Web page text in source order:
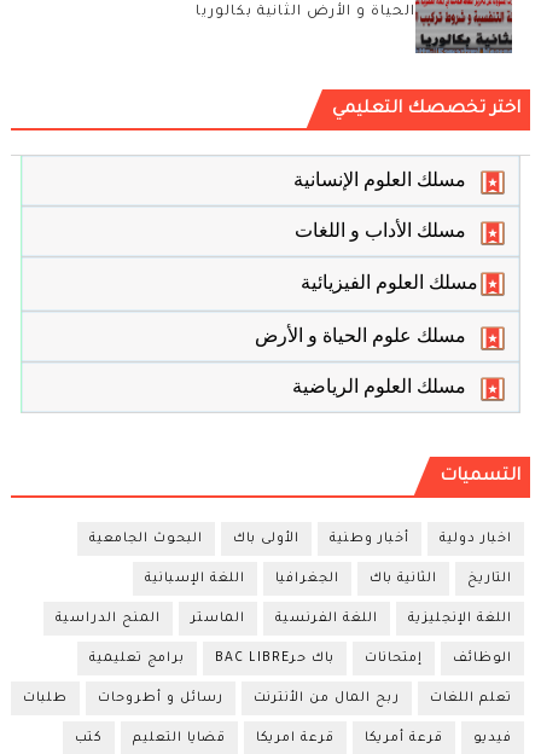
الحياة و الأرض الثانية بكالوريا
اختر تخصصك التعليمي
مسلك العلوم الإنسانية
مسلك الأداب و اللغات
مسلك العلوم الفيزيائية
مسلك علوم الحياة و الأرض
مسلك العلوم الرياضية
التسميات
اخبار دولية أخبار وطنية الأولى باك البحوث الجامعية
التاريخ الثانية باك الجغرافيا اللغة الإسبانية
اللغة الإنجليزية اللغة الفرنسية الماستر المنح الدراسية
الوظائف إمتحانات باك حرBAC LIBRE برامج تعليمية
تعلم اللغات ربح المال من الأنترنت رسائل و أطروحات طلبات
فيديو قرعة أمريكا قرعة امريكا قضايا التعليم كتب